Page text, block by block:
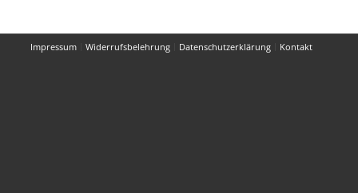
Impressum Widerrufsbelehrung Datenschutzerklärung Kontakt